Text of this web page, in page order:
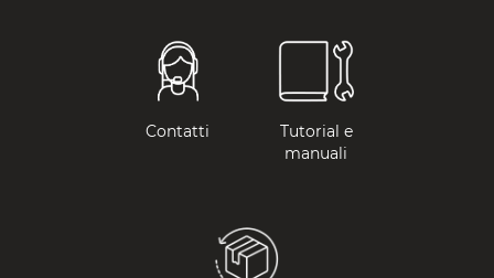
Contatti
Tutorial e
manuali